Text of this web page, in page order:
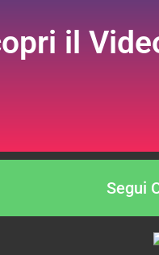
il
Segui